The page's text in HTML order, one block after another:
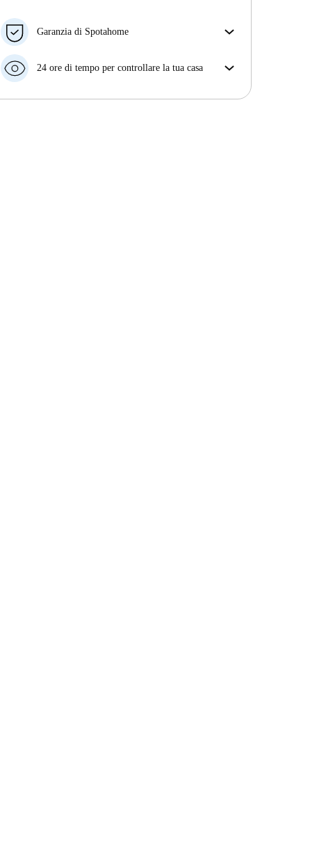
Garanzia di Spotahome
con breve preavviso, noi A) ti pagheremo un hotel e
B) ti rimborseremo totalmente
24 ore di tempo per controllare la tua casa